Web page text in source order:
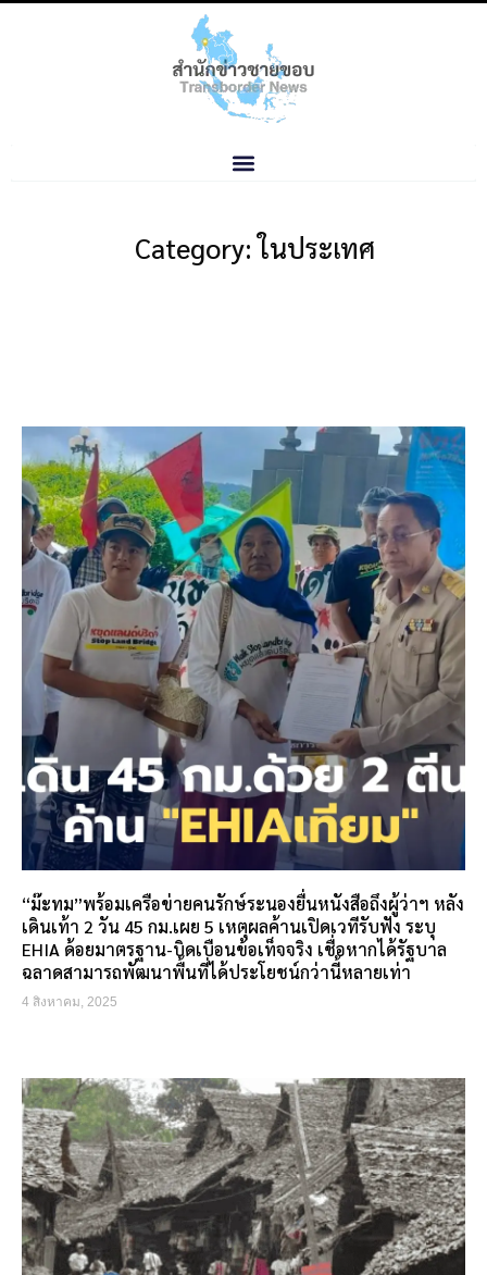
Category: ในประเทศ
“ม๊ะทม”พร้อมเครือข่ายคนรักษ์ระนองยื่นหนังสือถึงผู้ว่าฯ หลัง
เดินเท้า 2 วัน 45 กม.เผย 5 เหตุผลค้านเปิดเวทีรับฟัง ระบุ
EHIA ด้อยมาตรฐาน-บิดเบือนข้อเท็จจริง เชื่อหากได้รัฐบาล
ฉลาดสามารถพัฒนาพื้นที่ได้ประโยชน์กว่านี้หลายเท่า
4 สิงหาคม, 2025